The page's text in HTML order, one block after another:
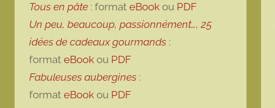
Tous en pâte : format eBook ou PDF
Un peu, beaucoup, passionnément…, 25
idées de cadeaux gourmands :
format eBook ou PDF
Fabuleuses aubergines :
format eBook ou PDF